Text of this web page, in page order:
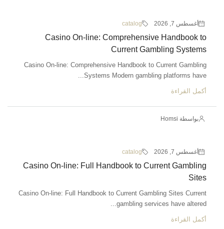
أغسطس 7, 2026 catalog
Casino On-line: Comprehensive Handbook to
Current Gambling Systems
Casino On-line: Comprehensive Handbook to Current Gambling
Systems Modern gambling platforms have...
أكمل القراءة
بواسطة Homsi
أغسطس 7, 2026 catalog
Casino On-line: Full Handbook to Current Gambling
Sites
Casino On-line: Full Handbook to Current Gambling Sites Current
gambling services have altered...
أكمل القراءة